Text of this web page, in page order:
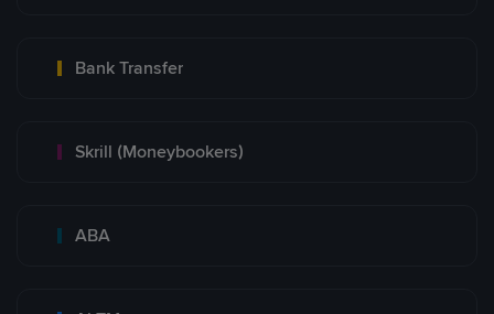
Bank Transfer
Skrill (Moneybookers)
ABA